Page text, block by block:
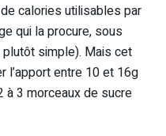
calories utilisables par
qui la procure, sous
simple). Mais cet
l’apport entre 10 et 16g
3 morceaux de sucre